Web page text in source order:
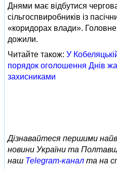
Днями має відбутися
сільгоспвиробників із
«коридорах влади».
дожили.
Читайте також: У
порядок оголошення Днів
захисниками
Дізнавайтеся першими
новини України та
наш Telegram-канал та на